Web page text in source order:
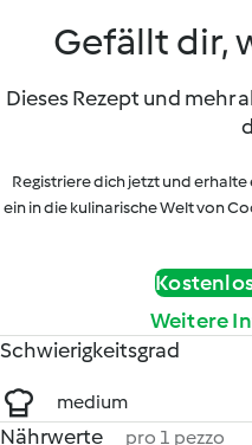
Gefällt dir,
Dieses Rezept und mehr
Registriere dich jetzt und
ein in die kulinarische Welt von
Weitere
Schwierigkeitsgrad
medium
Nährwerte pro 1 pezzo